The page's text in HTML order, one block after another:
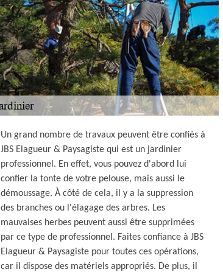
Un grand nombre de travaux peuvent être confiés à
JBS Elagueur & Paysagiste qui est un jardinier
professionnel. En effet, vous pouvez d'abord lui
confier la tonte de votre pelouse, mais aussi le
démoussage. À côté de cela, il y a la suppression
des branches ou l'élagage des arbres. Les
mauvaises herbes peuvent aussi être supprimées
par ce type de professionnel. Faites confiance à JBS
Elagueur & Paysagiste pour toutes ces opérations,
car il dispose des matériels appropriés. De plus, il